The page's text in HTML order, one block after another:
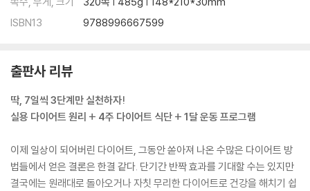
ISBN13
9788996667599
출판사 리뷰
딱, 7일씩 3단계만 실천하자!
실용 다이어트 원리 + 4주 다이어트 식단 + 1달 운동 프로그램
이제 일상이 되어버린 다이어트, 그동안 쏟아져 나온 수많은 다이어트 방
법들에서 얻은 결론은 한결 같다. 단기간 반짝 효과를 기대할 수는 있지만
결국에는 원래대로 돌아오거나 자칫 무리한 다이어트로 건강을 해치기 쉽